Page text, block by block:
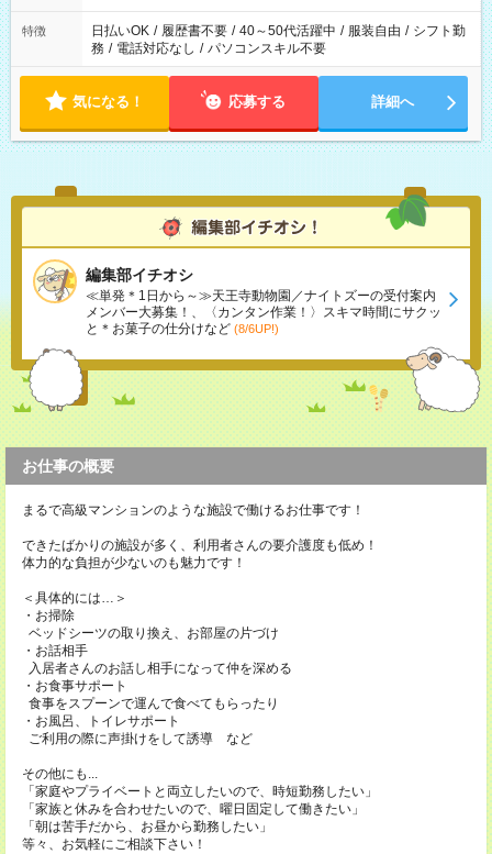
特徴 日払いOK / 履歴書不要 / 40～50代活躍中 / 服装自由 / シフト勤
務 / 電話対応なし / パソコンスキル不要
気になる！ 応募する 詳細へ
編集部イチオシ
≪単発＊1日から～≫天王寺動物園／ナイトズーの受付案内
メンバー大募集！、〈カンタン作業！〉スキマ時間にサクッ
と＊お菓子の仕分けなど (8/6UP!)
お仕事の概要
まるで高級マンションのような施設で働けるお仕事です！
できたばかりの施設が多く、利用者さんの要介護度も低め！
体力的な負担が少ないのも魅力です！
＜具体的には…＞
・お掃除
ベッドシーツの取り換え、お部屋の片づけ
・お話相手
入居者さんのお話し相手になって仲を深める
・お食事サポート
食事をスプーンで運んで食べてもらったり
・お風呂、トイレサポート
ご利用の際に声掛けをして誘導 など
その他にも...
「家庭やプライベートと両立したいので、時短勤務したい」
「家族と休みを合わせたいので、曜日固定して働きたい」
「朝は苦手だから、お昼から勤務したい」
等々、お気軽にご相談下さい！